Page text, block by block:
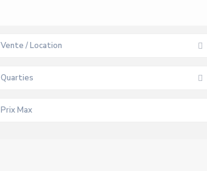
Vente / Location
Quarties